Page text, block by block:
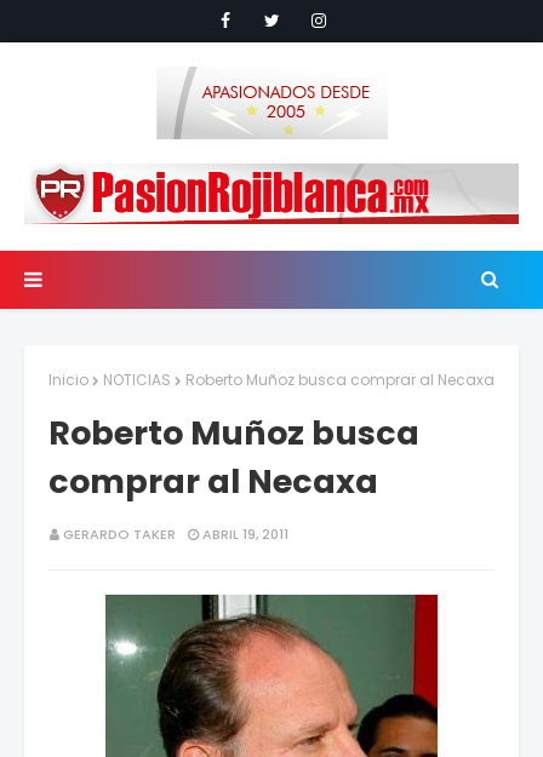
Inicio NOTICIAS Roberto Muñoz busca comprar al Necaxa
Roberto Muñoz busca
comprar al Necaxa
GERARDO TAKER ABRIL 19, 2011